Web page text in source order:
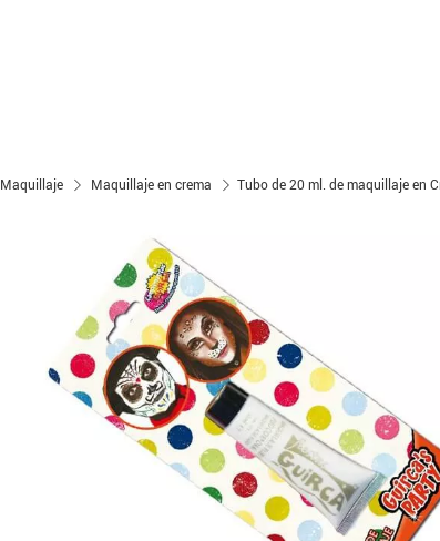
Maquillaje Maquillaje en crema Tubo de 20 ml. de maquillaje en